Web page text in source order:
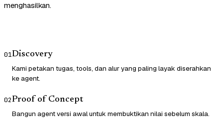
menghasilkan.
01Discovery
Kami petakan tugas, tools, dan alur yang paling layak diserahkan
ke agent.
02Proof of Concept
Bangun agent versi awal untuk membuktikan nilai sebelum skala.